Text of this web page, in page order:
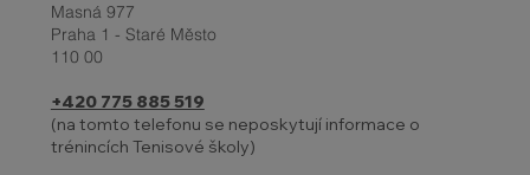
Masná 977
Praha 1 - Staré Město
110 00
+420 775 885 519
(na tomto telefonu se neposkytují informace o
trénincích Tenisové školy)